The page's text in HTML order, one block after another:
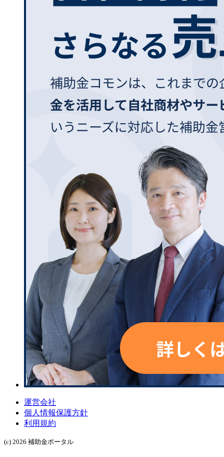
運営会社
個人情報保護方針
利用規約
(c) 2026 補助金ポータル